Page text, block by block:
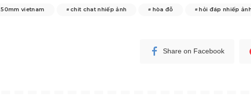
50mm vietnam chit chat nhiếp ảnh hòa đỗ hỏi đáp nhiếp
Share on Facebook